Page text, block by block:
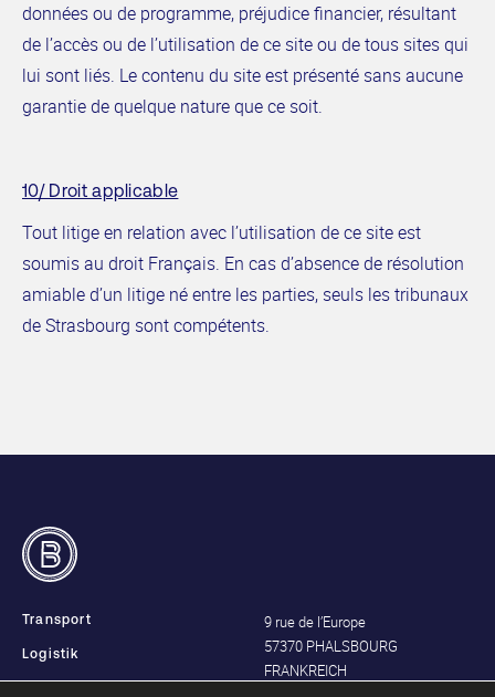
données ou de programme, préjudice financier, résultant
de l’accès ou de l’utilisation de ce site ou de tous sites qui
lui sont liés. Le contenu du site est présenté sans aucune
garantie de quelque nature que ce soit.
10/ Droit applicable
Tout litige en relation avec l’utilisation de ce site est
soumis au droit Français. En cas d’absence de résolution
amiable d’un litige né entre les parties, seuls les tribunaux
de Strasbourg sont compétents.
Transport
Logistik
9 rue de l’Europe
57370 PHALSBOURG
FRANKREICH